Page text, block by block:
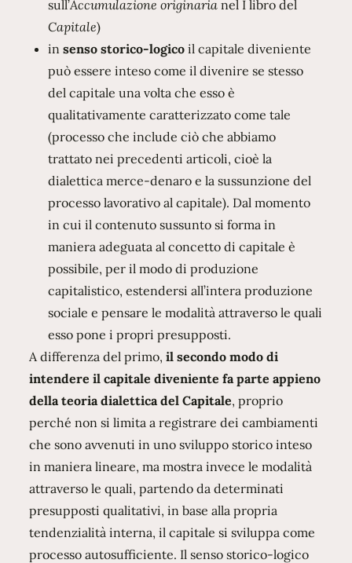
sull’Accumulazione originaria nel I libro del
Capitale)
insenso storico-logico il capitale diveniente
può essere inteso come il divenire se stesso
del capitale una volta che esso è
qualitativamente caratterizzato come tale
(processo che include ciò che abbiamo
trattato nei precedenti articoli, cioè la
dialettica merce-denaro e la sussunzione del
processo lavorativo al capitale). Dal momento
in cui il contenuto sussunto si forma in
maniera adeguata al concetto di capitale è
possibile, per il modo di produzione
capitalistico, estendersi all’intera produzione
sociale e pensare le modalità attraverso le quali
esso pone i propri presupposti.
A differenza del primo,il secondo modo di
intendere il capitale diveniente fa parte appieno
della teoria dialettica del Capitale, proprio
perché non si limita a registrare dei cambiamenti
che sono avvenuti in uno sviluppo storico inteso
in maniera lineare, ma mostra invece le modalità
attraverso le quali, partendo da determinati
presupposti qualitativi, in base alla propria
tendenzialità interna, il capitale si sviluppa come
processo autosufficiente. Il senso storico-logico